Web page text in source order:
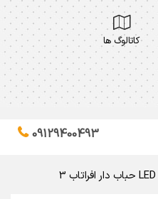
کاتالوگ ها
09129400493